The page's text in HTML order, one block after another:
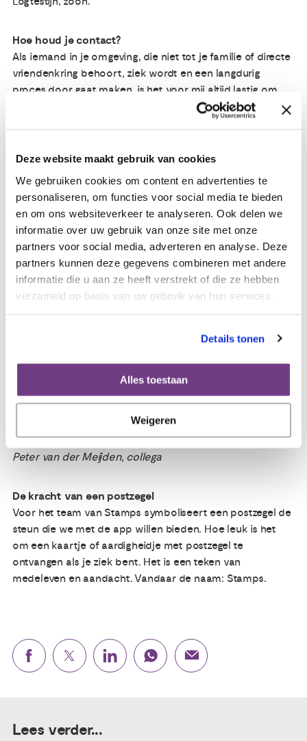
Deze website maakt gebruik van cookies
We gebruiken cookies om content en advertenties te
personaliseren, om functies voor social media te bieden
en om ons websiteverkeer te analyseren. Ook delen we
informatie over uw gebruik van onze site met onze
partners voor social media, adverteren en analyse. Deze
partners kunnen deze gegevens combineren met andere
informatie die u aan ze heeft verstrekt of die ze hebben
verzameld op basis van uw gebruik van hun services.
Details tonen
Alles toestaan
Weigeren
Hoe houd je contact?
Als iemand in je omgeving, die niet tot je familie of directe
vriendenkring behoort, ziek wordt en een langdurig
proces door gaat maken, is het voor mij altijd lastig om
contact te blijven houden. Niet omdat ik zo’n hork ben,
denk ik; eerder omdat ik al snel denk dat een ziekte heel
herstellen en vrienden en familie op de hoogte houden.
allerlei “tweedelijns” contacten te onderhouden.
Dat is eigenlijk vreemd, want als ik er echt goed over
nadenk, zal bijna iedereen het waarderen als er contact
wordt gehouden, ook, of juist, als dat gebeurt door
iemand die niet direct heel dichtbij staat. Ik heb gemerkt
dat het volgen van iemand via een app mij enorm hielp
opdring of in de privésfeer binnendring. Het was juist
stand van zaken te kunnen lezen en te reageren. Met een
kort berichtje of een emoticon, gewoon ff laten weten dat
je er nog bent en dat je natuurlijk aan iemand denkt, dat
was voor mij heel waardevol en voor degene die het
betreft vast ook een hele steun.
Peter van der Meijden, collega
De kracht van een postzegel
Voor het team van Stamps symboliseert een postzegel de
steun die we met de app willen bieden. Hoe leuk is het
om een kaartje of aardigheidje met postzegel te
ontvangen als je ziek bent. Het is een teken van
medeleven en aandacht. Vandaar de naam: Stamps.
Lees verder...